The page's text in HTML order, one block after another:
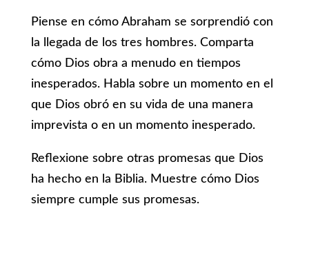
Piense en cómo Abraham se sorprendió con
la llegada de los tres hombres. Comparta
cómo Dios obra a menudo en tiempos
inesperados. Habla sobre un momento en el
que Dios obró en su vida de una manera
imprevista o en un momento inesperado.
Reflexione sobre otras promesas que Dios
ha hecho en la Biblia. Muestre cómo Dios
siempre cumple sus promesas.